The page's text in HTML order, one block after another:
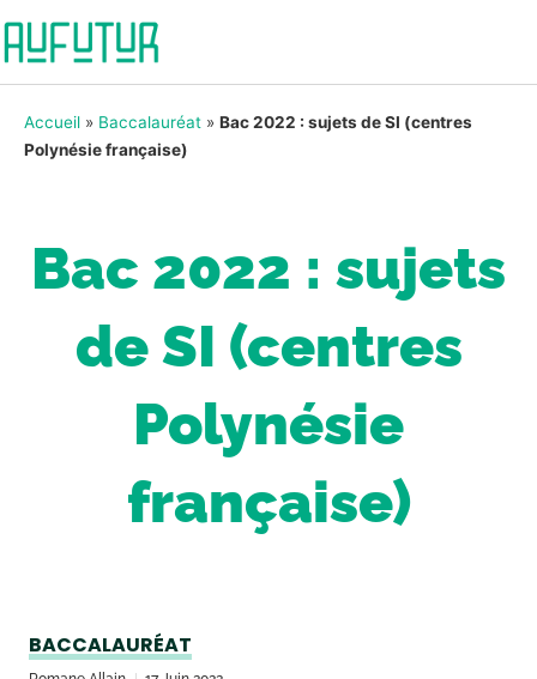
Accueil » Baccalauréat » Bac 2022 : sujets de SI (centres
Polynésie française)
Bac 2022 : sujets
de SI (centres
Polynésie
française)
BACCALAURÉAT